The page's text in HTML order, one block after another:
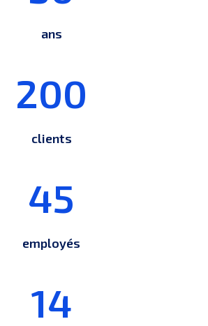
ans
200
clients
45
employés
14